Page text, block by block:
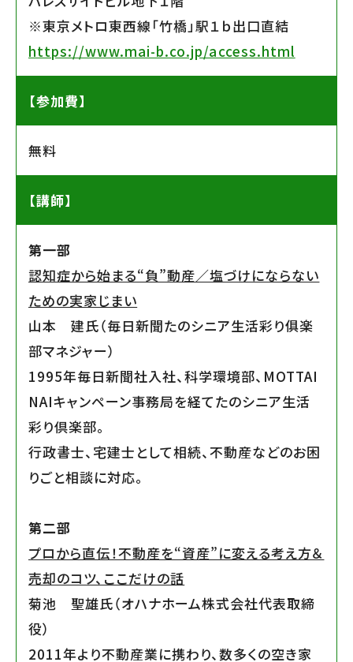
※東京メトロ東西線「竹橋」駅１ｂ出口直結
https://www.mai-b.co.jp/access.html
【参加費】
無料
【講師】
第一部
認知症から始まる“負”動産／塩づけにならない
ための実家じまい
山本 建氏（毎日新聞たのシニア生活彩り俱楽
部マネジャー）
1995年毎日新聞社入社、科学環境部、MOTTAI
NAIキャンペーン事務局を経てたのシニア生活
彩り倶楽部。
行政書士、宅建士として相続、不動産などのお困
りごと相談に対応。
第二部
プロから直伝！不動産を“資産”に変える考え方＆
売却のコツ、ここだけの話
菊池 聖雄氏（オハナホーム株式会社代表取締
役）
2011年より不動産業に携わり、数多くの空き家